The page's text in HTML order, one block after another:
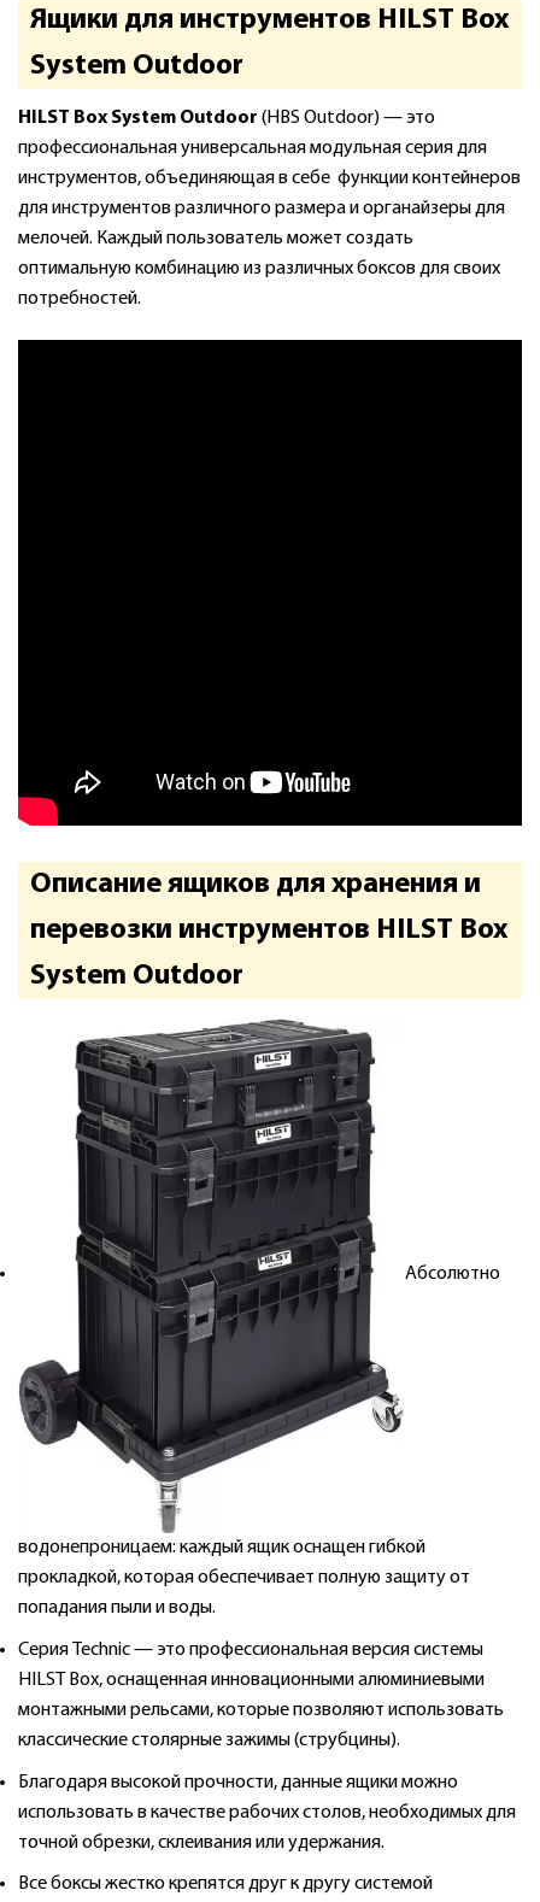
Ящики для инструментов HILST Box
System Outdoor
HILST Box System Outdoor (HBS Outdoor) — это
профессиональная универсальная модульная серия для
инструментов, объединяющая в себе функции контейнеров
для инструментов различного размера и органайзеры для
мелочей. Каждый пользователь может создать
оптимальную комбинацию из различных боксов для своих
потребностей.
Описание ящиков для хранения и
перевозки инструментов HILST Box
System Outdoor
Абсолютно
водонепроницаем: каждый ящик оснащен гибкой
прокладкой, которая обеспечивает полную защиту от
попадания пыли и воды.
Серия Technic — это профессиональная версия системы
HILST Box, оснащенная инновационными алюминиевыми
монтажными рельсами, которые позволяют использовать
классические столярные зажимы (струбцины).
Благодаря высокой прочности, данные ящики можно
использовать в качестве рабочих столов, необходимых для
точной обрезки, склеивания или удержания.
Все боксы жестко крепятся друг к другу системой